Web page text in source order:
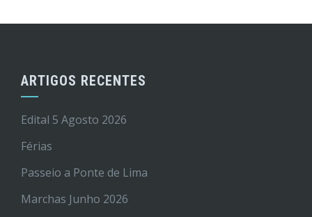
ARTIGOS RECENTES
Edital 5 Agosto 2026
Férias
Passeio a Ponte de Lima
Marchas Junho 2026